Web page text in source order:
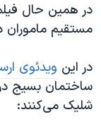
در همین حال
مستقیم ماموران
در این ویدئوی
ساختمان بسیج
شلیک می‌کنند: